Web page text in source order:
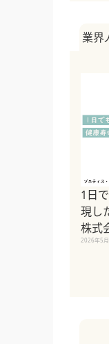
業界
1日
現し
株式
2026年5